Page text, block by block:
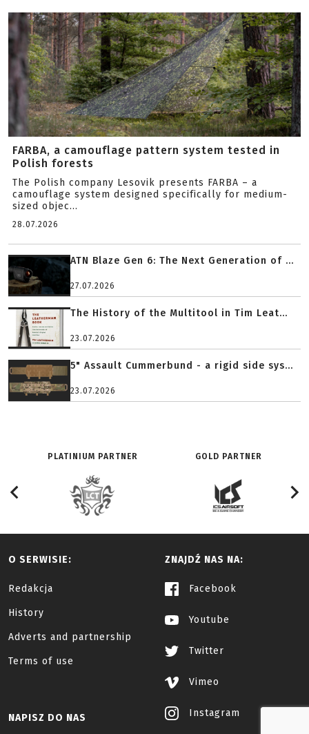
FARBA, a camouflage pattern system tested in
Polish forests
The Polish company Lesovik presents FARBA – a
camouflage system designed specifically for medium-
sized objec...
28.07.2026
ATN Blaze Gen 6: The Next Generation of ...
27.07.2026
The History of the Multitool in Tim Leat...
23.07.2026
5" Assault Cummerbund - a rigid side sys...
23.07.2026
PLATINIUM PARTNER GOLD PARTNER
O SERWISIE:
Redakcja
History
Adverts and partnership
Terms of use
ZNAJDŹ NAS NA:
Facebook
Youtube
Twitter
Vimeo
Instagram
NAPISZ DO NAS